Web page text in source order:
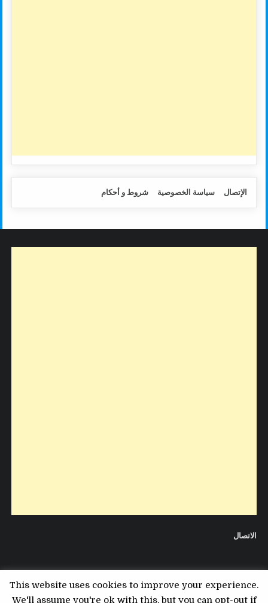
الإتصال سياسة الخصوصية شروط و أحكام
الاتصال
This website uses cookies to improve your experience.
We'll assume you're ok with this, but you can opt-out if